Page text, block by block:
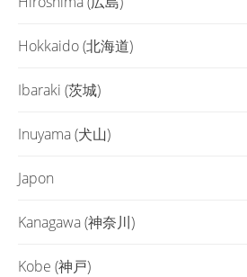
Hokkaido (北海道)
Ibaraki (茨城)
Inuyama (犬山)
Japon
Kanagawa (神奈川)
Kobe (神戸)